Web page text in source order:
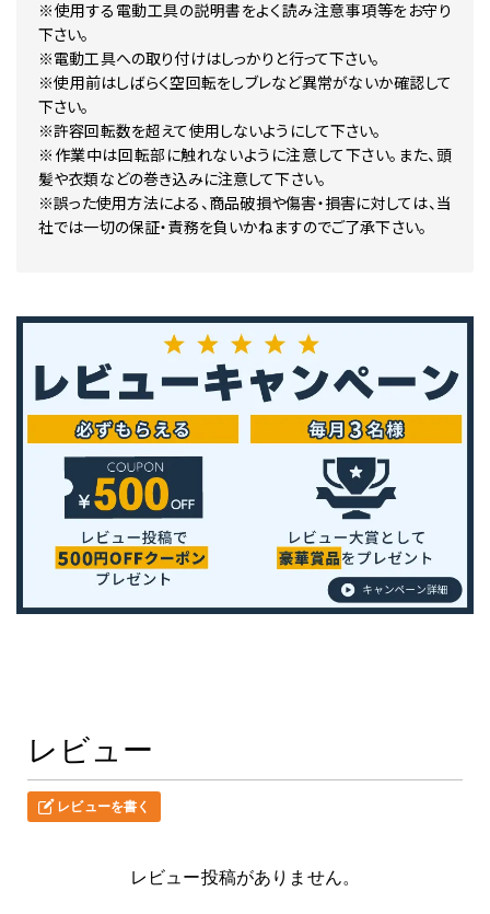
※使用する電動工具の説明書をよく読み注意事項等をお守り
下さい。
※電動工具への取り付けはしっかりと行って下さい。
※使用前はしばらく空回転をしブレなど異常がないか確認して
下さい。
※許容回転数を超えて使用しないようにして下さい。
※作業中は回転部に触れないように注意して下さい。また、頭
髪や衣類などの巻き込みに注意して下さい。
※誤った使用方法による、商品破損や傷害・損害に対しては、当
社では一切の保証・責務を負いかねますのでご了承下さい。
レビュー
レビューを書く
レビュー投稿がありません。